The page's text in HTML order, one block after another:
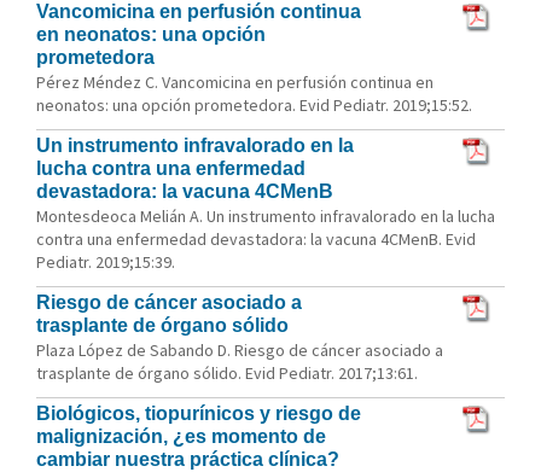
Vancomicina en perfusión continua
en neonatos: una opción
prometedora
Pérez Méndez C. Vancomicina en perfusión continua en
neonatos: una opción prometedora. Evid Pediatr. 2019;15:52.
Un instrumento infravalorado en la
lucha contra una enfermedad
devastadora: la vacuna 4CMenB
Montesdeoca Melián A. Un instrumento infravalorado en la lucha
contra una enfermedad devastadora: la vacuna 4CMenB. Evid
Pediatr. 2019;15:39.
Riesgo de cáncer asociado a
trasplante de órgano sólido
Plaza López de Sabando D. Riesgo de cáncer asociado a
trasplante de órgano sólido. Evid Pediatr. 2017;13:61.
Biológicos, tiopurínicos y riesgo de
malignización, ¿es momento de
cambiar nuestra práctica clínica?